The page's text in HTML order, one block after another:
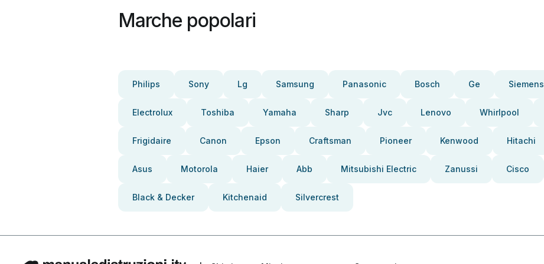
Marche popolari
Philips Sony Lg Samsung Panasonic Bosch Ge Siemens
Electrolux Toshiba Yamaha Sharp Jvc Lenovo Whirlpool
Frigidaire Canon Epson Craftsman Pioneer Kenwood Hitachi
Asus Motorola Haier Abb Mitsubishi Electric Zanussi Cisco
Black & Decker Kitchenaid Silvercrest